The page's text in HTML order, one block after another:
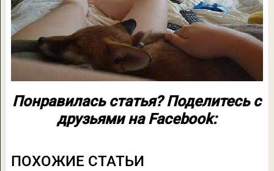
Понравилась статья? Поделитесь с
друзьями на Facebook:
ПОХОЖИЕ СТАТЬИ